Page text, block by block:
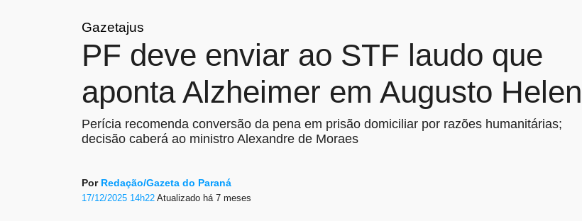
Gazetajus
PF deve enviar ao STF laudo que
aponta Alzheimer em Augusto
Perícia recomenda conversão da pena em prisão domiciliar por razões humanitárias;
decisão caberá ao ministro Alexandre de Moraes
Por Redação/Gazeta do Paraná
17/12/2025 14h22Atualizado há 7 meses